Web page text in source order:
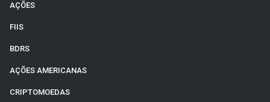
AÇÕES
FIIS
BDRS
AÇÕES AMERICANAS
CRIPTOMOEDAS